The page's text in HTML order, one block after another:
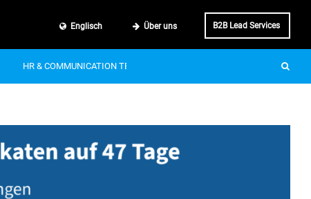
Englisch Über uns B2B Lead Services
HR & COMMUNICATION TECH IT &